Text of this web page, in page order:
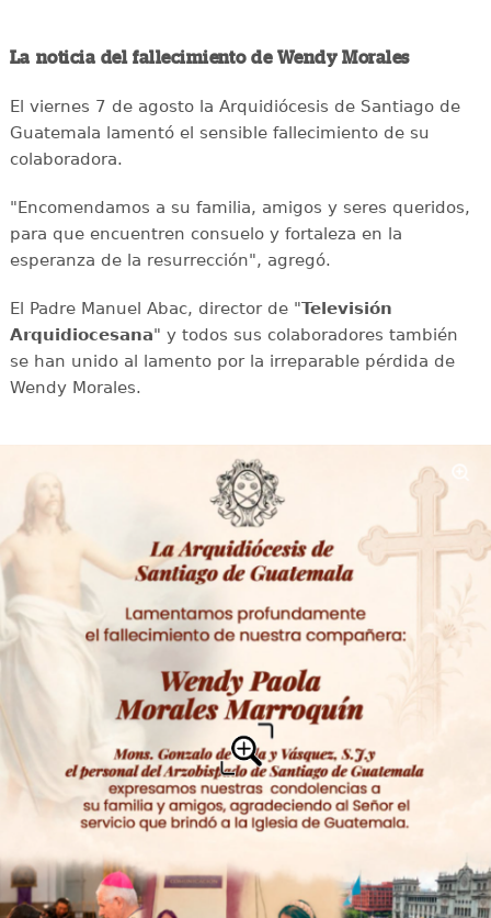
La noticia del fallecimiento de Wendy Morales
El viernes 7 de agosto la Arquidiócesis de Santiago de
Guatemala lamentó el sensible fallecimiento de su
colaboradora.
"Encomendamos a su familia, amigos y seres queridos,
para que encuentren consuelo y fortaleza en la
esperanza de la resurrección", agregó.
El Padre Manuel Abac, director de "Televisión
Arquidiocesana" y todos sus colaboradores también
se han unido al lamento por la irreparable pérdida de
Wendy Morales.